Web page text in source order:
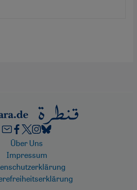
Über Uns
Impressum